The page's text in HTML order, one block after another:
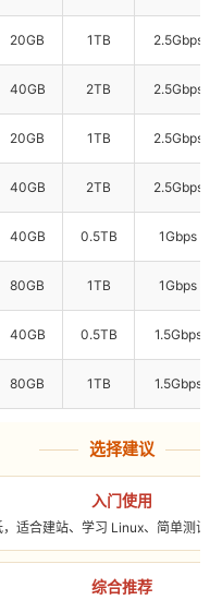
20GB 1TB 2.5Gbps
40GB 2TB 2.5Gbps
20GB 1TB 2.5Gbps
40GB 2TB 2.5Gbps
40GB 0.5TB 1Gbps
80GB 1TB 1Gbps
40GB 0.5TB 1.5Gbps
80GB 1TB 1.5Gbps
选择建议
入门使用
适合建站、学习 Linux、简单测试
综合推荐